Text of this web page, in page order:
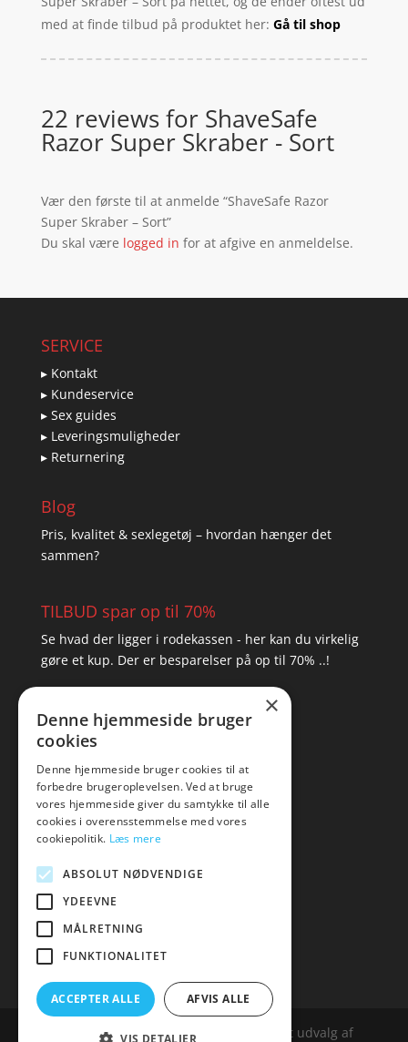
med at finde tilbud på produktet her: Gå til shop
22 reviews for ShaveSafe
Razor Super Skraber - Sort
Vær den første til at anmelde “ShaveSafe Razor
Super Skraber – Sort”
Du skal være logged in for at afgive en anmeldelse.
SERVICE
▸ Kontakt
▸ Kundeservice
▸ Sex guides
▸ Leveringsmuligheder
▸ Returnering
Blog
Pris, kvalitet & sexlegetøj – hvordan hænger det
sammen?
TILBUD spar op til 70%
Se hvad der ligger i rodekassen - her kan du virkelig
gøre et kup. Der er besparelser på op til 70% ..!
Tlf: 7876 8672
Mail: hej@amare.dk
Amare.dk er siden, der samler et bredt udvalg af
×
Denne hjemmeside bruger
cookies
Denne hjemmeside bruger cookies til at
forbedre brugeroplevelsen. Ved at bruge
vores hjemmeside giver du samtykke til alle
cookies i overensstemmelse med vores
cookiepolitik. Læs mere
ABSOLUT NØDVENDIGE
YDEEVNE
MÅLRETNING
FUNKTIONALITET
ACCEPTER ALLE AFVIS ALLE
VIS DETALJER